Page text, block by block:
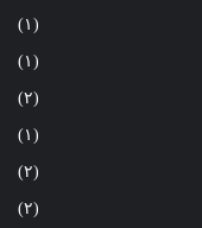
(١)
(١)
(٢)
(١)
(٢)
(٢)